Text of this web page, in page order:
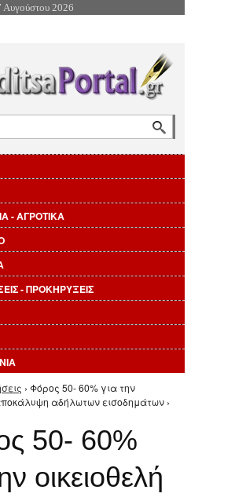
στην Πλοήγηση
2026
- ΑΓΡΟΤΙΚΑ
- ΠΡΟΚΗΡΥΞΕΙΣ
› Φόρος 50- 60% για την
αδήλωτων εισοδημάτων ›
50- 60%
οικειοθελή